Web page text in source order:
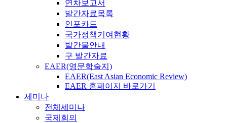
연차보고서
발간자료목록
인포카드
국가정책기여현황
발간물안내
구 발간자료
EAER(영문학술지)
EAER(East Asian Economic Review)
EAER 홈페이지 바로가기
세미나
전체세미나
국제회의